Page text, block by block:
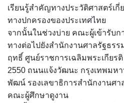
เรียนรู้สำคัญทางประวัติศาสตร์เ
ทางปกครองของประเทศไทย
จากนั้นในช่วงบ่าย คณะผู้เข้ารับก
ทางต่อไปยังสำนักงานศาลรัฐธร
ฤทธิ์ ศูนย์ราชการเฉลิมพระเกียร
2550 ถนนแจ้งวัฒนะ กรุงเทพมห
พัฒน์ รองเลขาธิการสำนักงานศ
คณะผู้ศึกษาดูงาน